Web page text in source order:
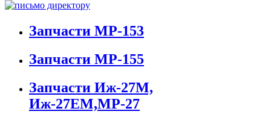
Запчасти МР-153
Запчасти МР-155
Запчасти Иж-27М,
Иж-27ЕМ,МР-27